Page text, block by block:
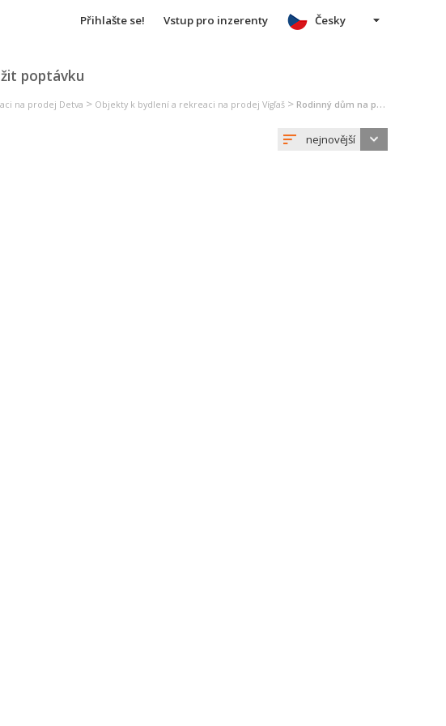
Přihlašte se! Vstup pro inzerenty
poptávku
Česky
na prodej Detva > Objekty k bydlení a rekreaci na prodej Vígľaš > Rodinný dům na prodej Vígľaš
nejnovější